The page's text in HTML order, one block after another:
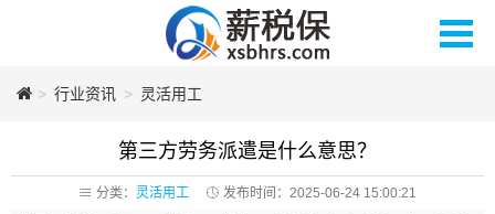
薪税保人力
> 行业资讯 > 灵活用工
第三方劳务派遣是什么意思？
分类： 灵活用工 发布时间：2025-06-24 15:00:21